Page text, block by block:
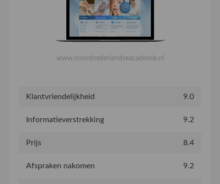
www.noordnederlandseacademie.nl
Klantvriendelijkheid 9.0
Informatieverstrekking 9.2
Prijs 8.4
Afspraken nakomen 9.2